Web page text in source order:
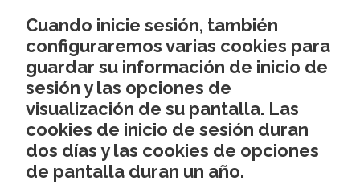
Cuando inicie sesión, también
configuraremos varias cookies para
guardar su información de inicio de
sesión y las opciones de
visualización de su pantalla. Las
cookies de inicio de sesión duran
dos días y las cookies de opciones
de pantalla duran un año.